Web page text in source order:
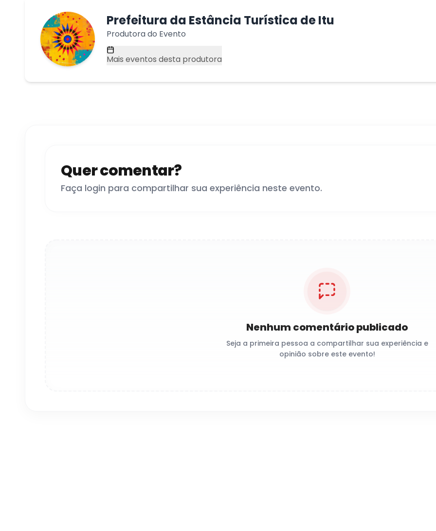
Prefeitura da Estância Turística de Itu
Produtora do Evento
Mais eventos desta produtora
Quer comentar?
Faça login para compartilhar sua experiência neste evento.
Nenhum comentário publicado
Seja a primeira pessoa a compartilhar sua experiência e
opinião sobre este evento!